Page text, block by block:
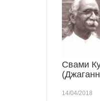
Свами
14/04/2018